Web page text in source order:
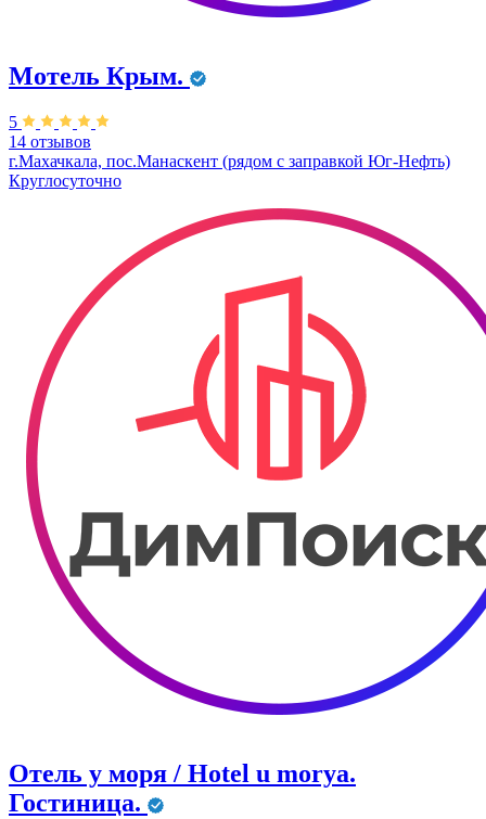
Мотель Крым.
5
14 отзывов
г.Махачкала, пос.Манаскент (рядом с заправкой Юг-Нефть)
Круглосуточно
Отель у моря / Hotel u morya.
Гостиница.